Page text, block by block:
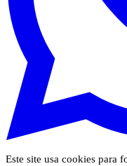
Este site usa cookies para